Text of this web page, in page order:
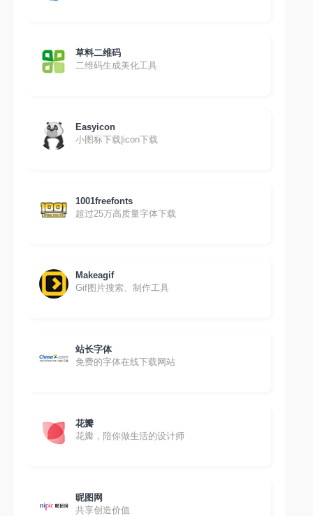
草料二维码
二维码生成美化工具
Easyicon
小图标下载|icon下载
1001freefonts
超过25万高质量字体下载
Makeagif
Gif图片搜索、制作工具
站长字体
免费的字体在线下载网站
花瓣
花瓣，陪你做生活的设计师
昵图网
共享创造价值